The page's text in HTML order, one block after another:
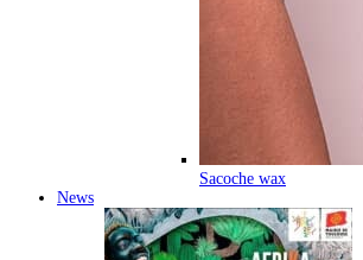
Sacoche wax
News